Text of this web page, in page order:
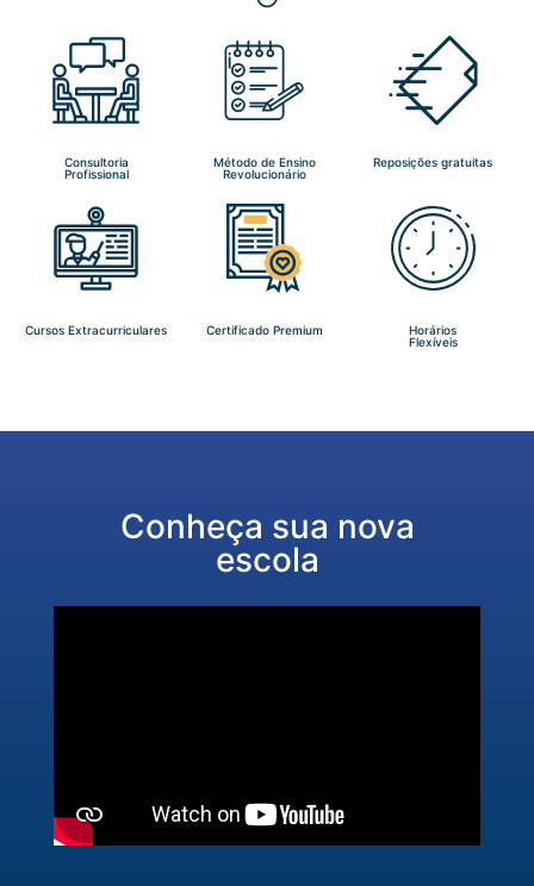
Consultoria
Profissional
Método de Ensino
Revolucionário
Reposições gratuitas
Cursos Extracurriculares Certificado Premium
Horários
Flexíveis
Conheça sua nova
escola